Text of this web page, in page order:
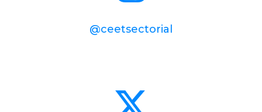
@ceetsectorial